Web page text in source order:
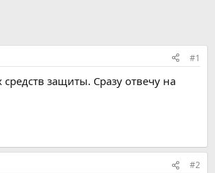
#1
защиты. Сразу отвечу на
#2